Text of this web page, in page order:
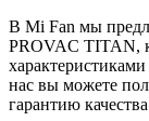
В Mi Fan мы
PROVAC TITAN,
нас вы можете
гарантию